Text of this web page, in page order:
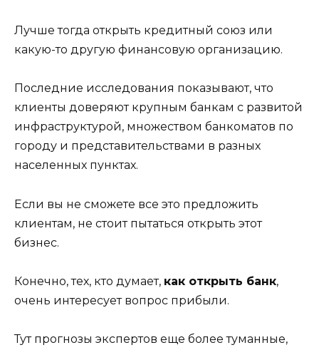
Лучше тогда открыть кредитный союз или
какую-то другую финансовую организацию.
Последние исследования показывают, что
клиенты доверяют крупным банкам с развитой
инфраструктурой, множеством банкоматов по
городу и представительствами в разных
населенных пунктах.
Если вы не сможете все это предложить
клиентам, не стоит пытаться открыть этот
бизнес.
Конечно, тех, кто думает, как открыть банк,
очень интересует вопрос прибыли.
Тут прогнозы экспертов еще более туманные,